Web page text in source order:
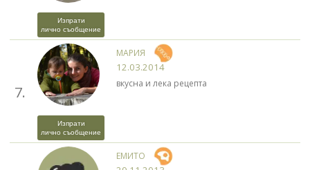
Изпрати
лично съобщение
7.
Изпрати
лично съобщение
МАРИЯ
12.03.2014
вкусна и лека рецепта
ЕМИТО